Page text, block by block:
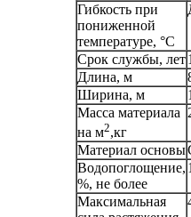
Гибкость при
пониженной
температуре, °С
Срок службы, лет
Длина, м
Ширина, м
Масса материала
на м2,кг
Материал основы
Водопоглощение,
%, не более
Максимальная